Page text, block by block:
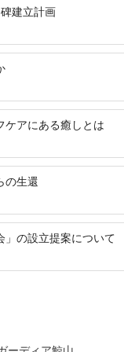
建立計画
ケアにある癒しとは
の生還
」の設立提案について